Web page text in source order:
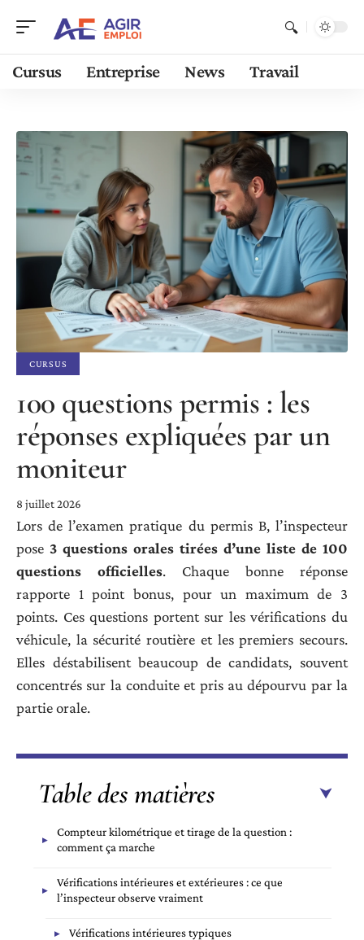
Cursus Entreprise News Travail
CURSUS
100 questions permis : les
réponses expliquées par un
moniteur
8 juillet 2026
Lors de l’examen pratique du permis B, l’inspecteur
pose 3 questions orales tirées d’une liste de 100
questions officielles. Chaque bonne réponse
rapporte 1 point bonus, pour un maximum de 3
points. Ces questions portent sur les vérifications du
véhicule, la sécurité routière et les premiers secours.
Elles déstabilisent beaucoup de candidats, souvent
concentrés sur la conduite et pris au dépourvu par la
partie orale.
Table des matières
Compteur kilométrique et tirage de la question :
comment ça marche
Vérifications intérieures et extérieures : ce que
l’inspecteur observe vraiment
Vérifications intérieures typiques